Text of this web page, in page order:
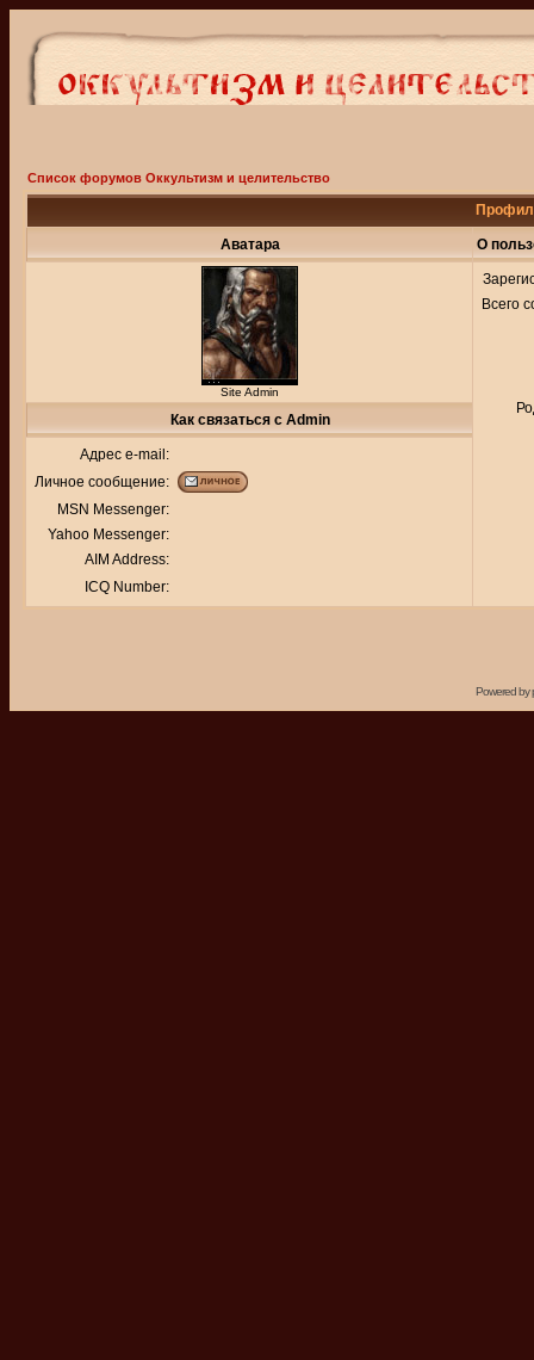
Список форумов Оккультизм и целительство
Аватара О
Site Admin
Всего
Как связаться с Admin
Адрес e-mail:
Личное сообщение:
MSN Messenger:
Yahoo Messenger:
AIM Address:
ICQ Number:
Powered by